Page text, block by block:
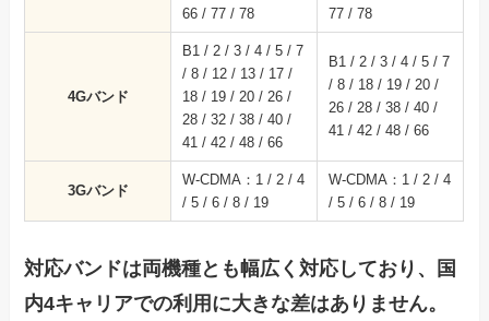
66 / 77 / 78
77 / 78
4Gバンド
B1 / 2 / 3 / 4 / 5 / 7
/ 8 / 12 / 13 / 17 /
18 / 19 / 20 / 26 /
28 / 32 / 38 / 40 /
41 / 42 / 48 / 66
B1 / 2 / 3 / 4 / 5 / 7
/ 8 / 18 / 19 / 20 /
26 / 28 / 38 / 40 /
41 / 42 / 48 / 66
3Gバンド
W-CDMA：1 / 2 / 4
/ 5 / 6 / 8 / 19
W-CDMA：1 / 2 / 4
/ 5 / 6 / 8 / 19
対応バンドは両機種とも幅広く対応しており、国
内4キャリアでの利用に大きな差はありません。